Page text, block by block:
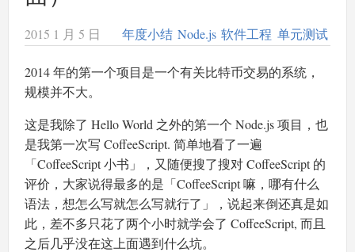
2015 1 月 5 日 年度小结 Node.js 软件工程 单元测试
2014 年的第一个项目是一个有关比特币交易的系统，
规模并不大。
这是我除了 Hello World 之外的第一个 Node.js 项目，也
是我第一次写 CoffeeScript. 简单地看了一遍
「CoffeeScript 小书」，又随便搜了搜对 CoffeeScript 的
评价，大家说得最多的是「CoffeeScript 嘛，哪有什么
语法，想怎么写就怎么写就行了」，说起来倒还真是如
此，差不多只花了两个小时就学会了 CoffeeScript, 而且
之后几乎没在这上面遇到什么坑。